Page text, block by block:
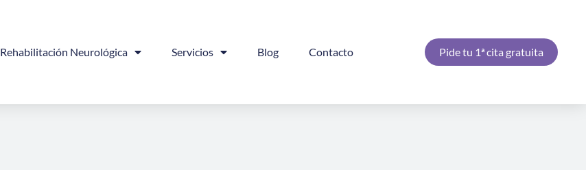
Rehabilitación Neurológica Servicios Blog Contacto Pide tu 1ª cita gratuita